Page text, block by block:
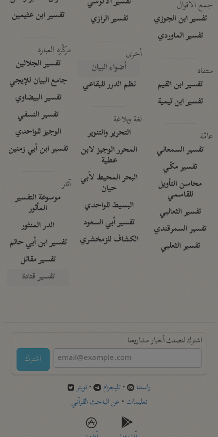
جمع الأقوال
تفسير ابن الجوزي
تفسير الماوردي
منتقاة
تفسير ابن القيم
تفسير ابن تيمية
عامّة
تفسير السمعاني
تفسير مكّي
محاسن التأويل
للقاسمي
تفسير الثعالبي
تفسير السمرقندي
تفسير الثعلبي
تفسير الرازي
أخرى
أضواء البيان
نظم الدرر للبقاعي
لغة وبلاغة
التحرير والتنوير
المحرر الوجيز لابن
عطية
البحر المحيط لأبي
حيان
البسيط للواحدي
تفسير أبي السعود
الكشاف للزمخشري
تفسير ابن عثيمين
مركَّزة العبارة
تفسير الجلالين
جامع البيان للإيجي
تفسير البيضاوي
تفسير النسفي
الوجيز للواحدي
تفسير ابن أبي زمنين
آثار
موسوعة التفسير
المأثور
الدر المنثور
تفسير ابن أبي حاتم
تفسير مقاتل
تفسير قتادة
اشترك لتصلك أخبار مشاريعنا
اشترك
راسلنا •تليجرام •تويتر
تعليمات •عن الباحث القرآني